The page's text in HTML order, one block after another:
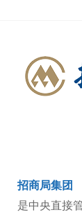
招商局集团
是中央直接